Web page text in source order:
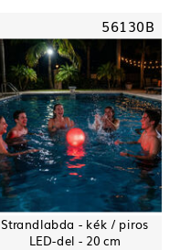
56130B
Strandlabda - kék / piros
LED-del - 20 cm